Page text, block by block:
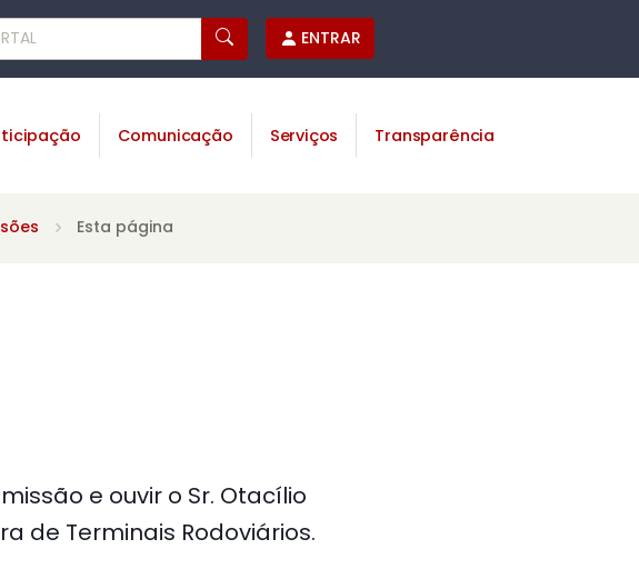
ENTRAR
Comunicação Serviços Transparência
Esta página
e ouvir o Sr. Otacílio
de Terminais Rodoviários.